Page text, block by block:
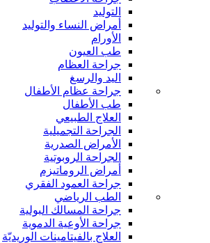
التوليد
أمراض النساء والتوليد
الأورام
طب العيون
جراحة العظام
اليد والرسغ
جراحة عظام الأطفال
طب الأطفال
العلاج الطبيعي
الجراحة التجميلية
الأمراض الصدرية
الجراحة الروبوتية
أمراض الروماتيزم
جراحة العمود الفقري
الطب الرياضي
جراحة المسالك البولية
جراحة الأوعية الدموية
العلاج بالفيتامينات الوريديّة